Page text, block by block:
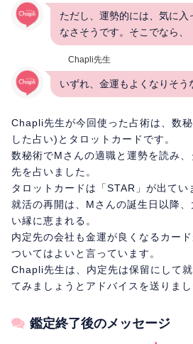
ただし、運勢的には、気に入
なさそうです。そこでなら、
Chapli先生
いずれ、金運もよくなりそう
Chapli先生が今回使った占術は、数
した占い)とタロットカードです。
数秘術でMさんの適職と運勢を読み
先を占いました。
タロットカードは「STAR」が出てい
就活の再開は、Mさんの誕生日以降
い縁に恵まれる。
内定先の会社も金運が良くなるカー
ついてはよいと言っています。
Chapli先生は、内定先は保留にして
てみましょうとアドバイスを送りまし
鑑定終了後のメッセージ